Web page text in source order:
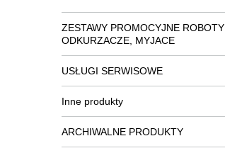
ZESTAWY PROMOCYJNE ROBOTY
ODKURZACZE, MYJACE
USŁUGI SERWISOWE
Inne produkty
ARCHIWALNE PRODUKTY